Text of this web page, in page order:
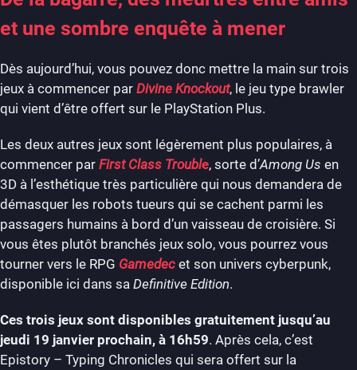
et une sombre enquête à mener
Dès aujourd’hui, vous pouvez donc mettre la main sur trois
jeux à commencer par Divine Knockout, le jeu type brawler
qui vient d’être offert sur le PlayStation Plus.
Les deux autres jeux sont légèrement plus populaires, à
commencer par First Class Trouble, sorte d’Among Us en
3D à l’esthétique très particulière qui nous demandera de
démasquer les robots tueurs qui se cachent parmi les
passagers humains à bord d’un vaisseau de croisière. Si
vous êtes plutôt branchés jeux solo, vous pourrez vous
tourner vers le RPG Gamedec et son univers cyberpunk,
disponible ici dans sa Definitive Edition.
Ces trois jeux sont disponibles gratuitement jusqu’au
jeudi 19 janvier prochain, à 16h59. Après cela, c’est
Epistory – Typing Chronicles qui sera offert sur la